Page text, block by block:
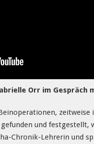
Orr im Gespräch
und
Chronik-Lehrerin und